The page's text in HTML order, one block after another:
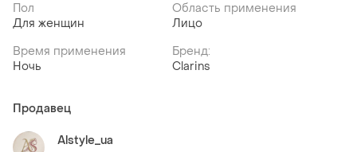
Пол
Для женщин
Область применения
Лицо
Время применения
Ночь
Бренд:
Clarins
Продавец
Alstyle_ua